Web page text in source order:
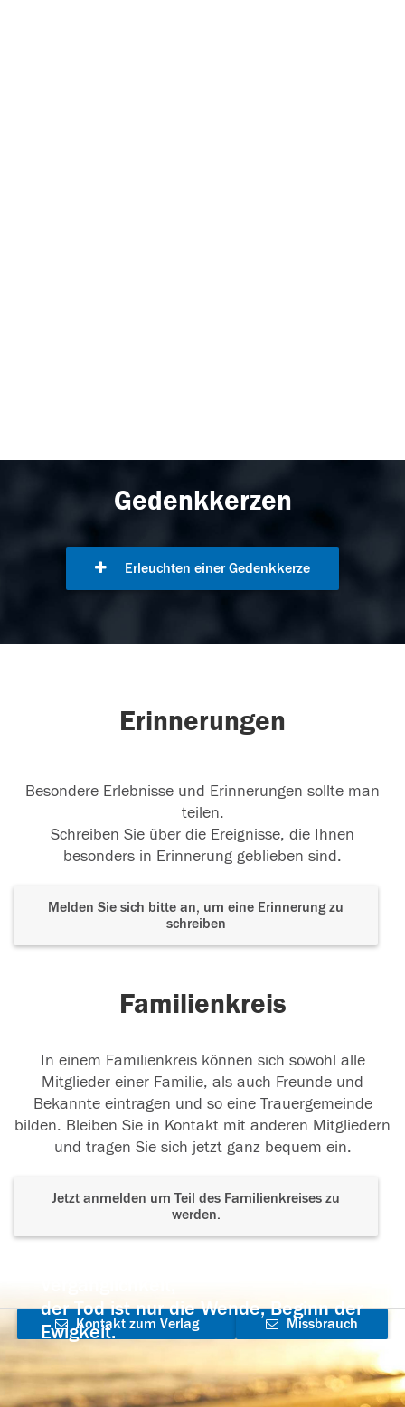
Gedenkkerzen
Erleuchten einer Gedenkkerze
Erinnerungen
Besondere Erlebnisse und Erinnerungen sollte man
teilen.
Schreiben Sie über die Ereignisse, die Ihnen
besonders in Erinnerung geblieben sind.
Melden Sie sich bitte an, um eine Erinnerung zu
schreiben
Familienkreis
In einem Familienkreis können sich sowohl alle
Mitglieder einer Familie, als auch Freunde und
Bekannte eintragen und so eine Trauergemeinde
bilden. Bleiben Sie in Kontakt mit anderen Mitgliedern
und tragen Sie sich jetzt ganz bequem ein.
Jetzt anmelden um Teil des Familienkreises zu
werden.
der Tod ist nur die Wende, Beginn der
Ewigkeit.
Kontakt zum Verlag
aufnehmen
Missbrauch